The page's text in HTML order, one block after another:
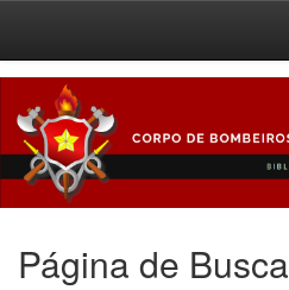
navigation
Página de Busca